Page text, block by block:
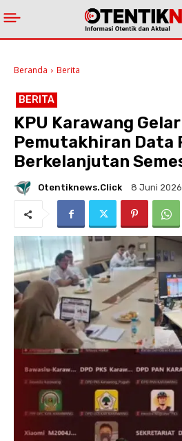
Beranda Berita
BERITA
KPU Karawang
Pemutakhiran Data
Berkelanjutan
Otentiknews.click 8 Juni 2026